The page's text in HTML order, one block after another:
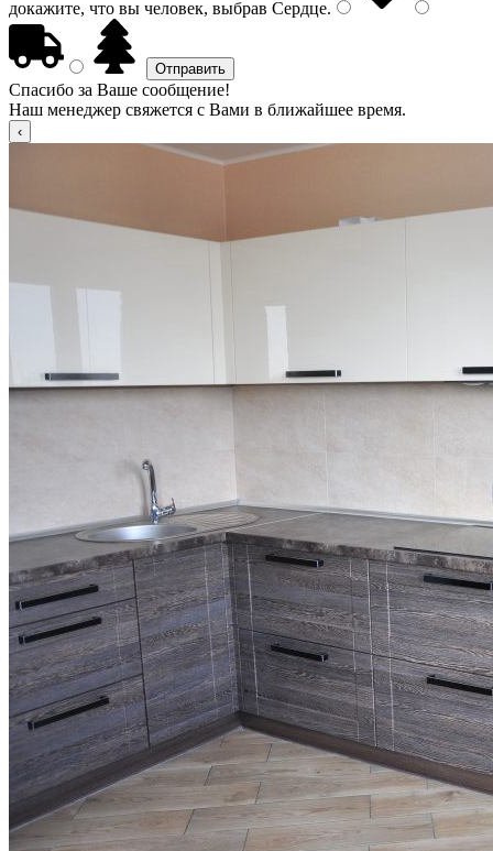
докажите, что вы человек, выбрав Сердце.
Спасибо за Ваше сообщение!
Наш менеджер свяжется с Вами в ближайшее время.